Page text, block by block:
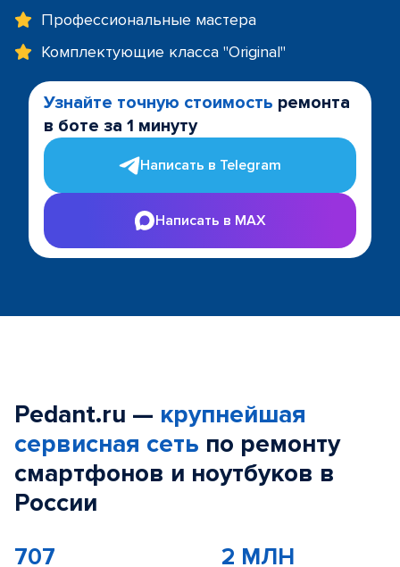
Профессиональные мастера
Комплектующие класса "Original"
Узнайте точную стоимость ремонта
в боте за 1 минуту
Написать в Telegram
Написать в MAX
Pedant.ru — крупнейшая
сервисная сеть по ремонту
смартфонов и ноутбуков в
России
707 2 МЛН